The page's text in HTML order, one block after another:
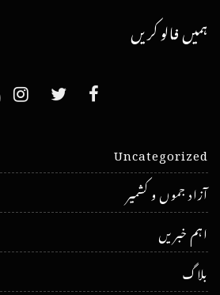
ہمیں فالو کریں
Uncategorized
آزاد جموں و کشمیر
اہم خبریں
بلاگ